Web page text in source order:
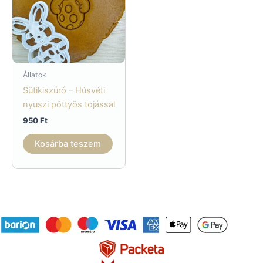
Állatok
Sütikiszúró – Húsvéti
nyuszi pöttyös tojással
950Ft
Kosárba teszem